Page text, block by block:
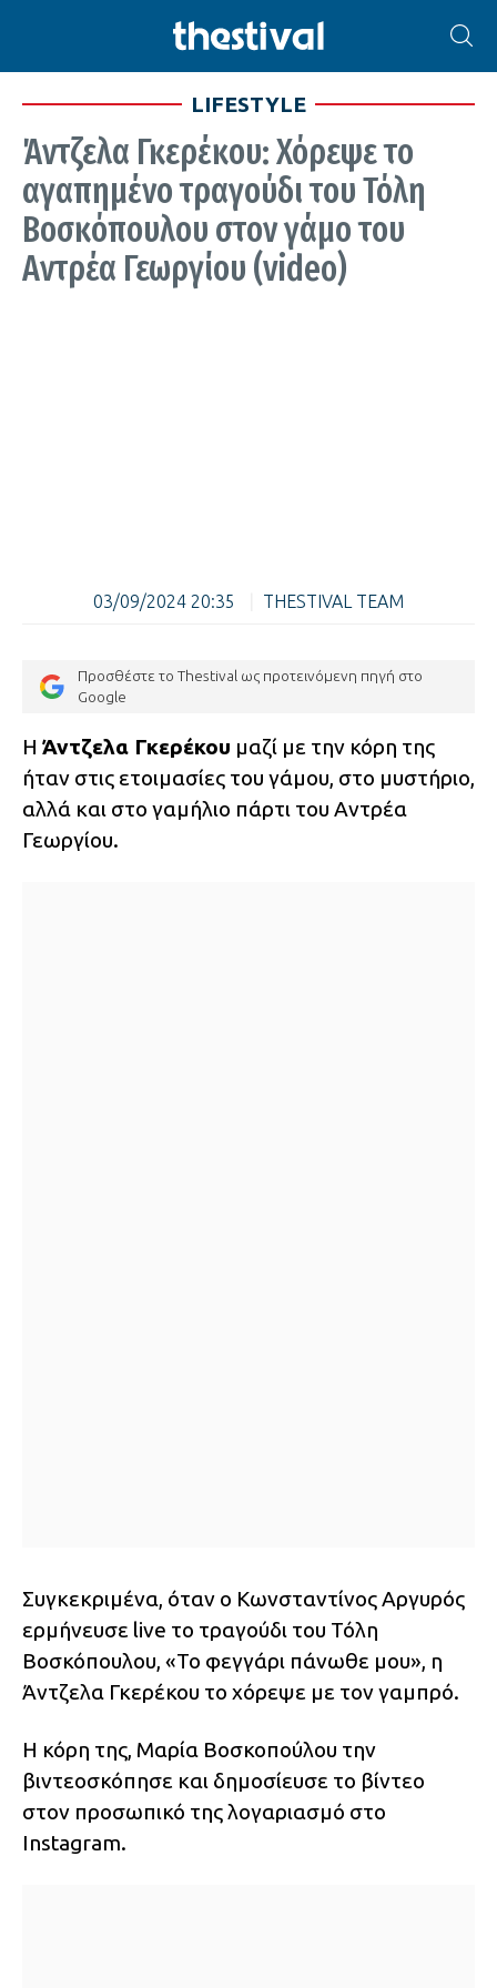
LIFESTYLE
Άντζελα Γκερέκου: Χόρεψε το
αγαπημένο τραγούδι του Τόλη
Βοσκόπουλου στον γάμο του
Αντρέα Γεωργίου (video)
03/09/2024 20:35 THESTIVAL TEAM
Προσθέστε το Thestival ως προτεινόμενη πηγή στο
Google
H Άντζελα Γκερέκου μαζί με την κόρη της
ήταν στις ετοιμασίες του γάμου, στο μυστήριο,
αλλά και στο γαμήλιο πάρτι του Αντρέα
Γεωργίου.
Συγκεκριμένα, όταν ο Κωνσταντίνος Αργυρός
ερμήνευσε live το τραγούδι του Τόλη
Βοσκόπουλου, «Το φεγγάρι πάνωθε μου», η
Άντζελα Γκερέκου το χόρεψε με τον γαμπρό.
Η κόρη της, Μαρία Βοσκοπούλου την
βιντεοσκόπησε και δημοσίευσε το βίντεο
στον προσωπικό της λογαριασμό στο
Instagram.